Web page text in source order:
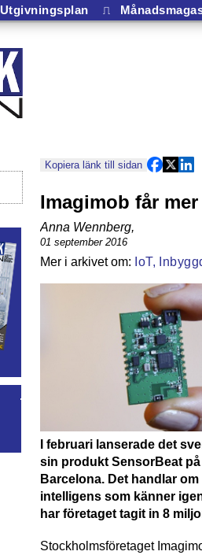
Utgivningsplan ⎍
Kopiera länk till sidan
Imagimob får
Anna Wennberg,
01 september 2016
IoT,
I februari lanserade det
sin produkt SensorBeat
Barcelona. Det handlar
intelligens som känner
har företaget tagit in 8
Stockholmsföretaget